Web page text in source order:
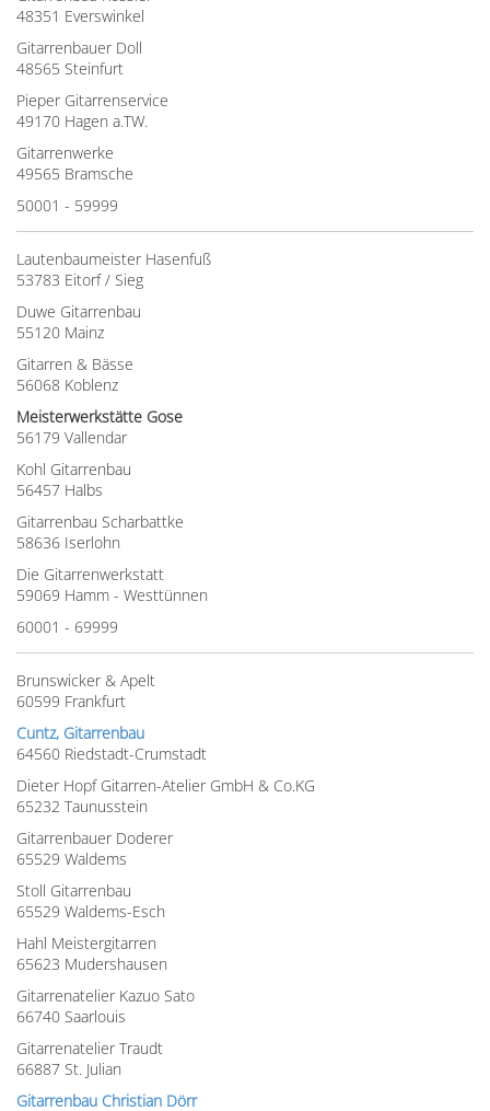
48351 Everswinkel
Gitarrenbauer Doll
48565 Steinfurt
Pieper Gitarrenservice
49170 Hagen a.TW.
Gitarrenwerke
49565 Bramsche
50001 - 59999
Lautenbaumeister Hasenfuß
53783 Eitorf / Sieg
Duwe Gitarrenbau
55120 Mainz
Gitarren & Bässe
56068 Koblenz
Meisterwerkstätte Gose
56179 Vallendar
Kohl Gitarrenbau
56457 Halbs
Gitarrenbau Scharbattke
58636 Iserlohn
Die Gitarrenwerkstatt
59069 Hamm - Westtünnen
60001 - 69999
Brunswicker & Apelt
60599 Frankfurt
Cuntz, Gitarrenbau
64560 Riedstadt-Crumstadt
Dieter Hopf Gitarren-Atelier GmbH & Co.KG
65232 Taunusstein
Gitarrenbauer Doderer
65529 Waldems
Stoll Gitarrenbau
65529 Waldems-Esch
Hahl Meistergitarren
65623 Mudershausen
Gitarrenatelier Kazuo Sato
66740 Saarlouis
Gitarrenatelier Traudt
66887 St. Julian
Gitarrenbau Christian Dörr